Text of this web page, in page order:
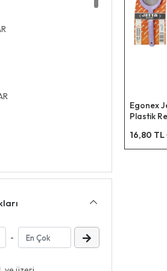
-
Egonex
Plastik
16,80 TL